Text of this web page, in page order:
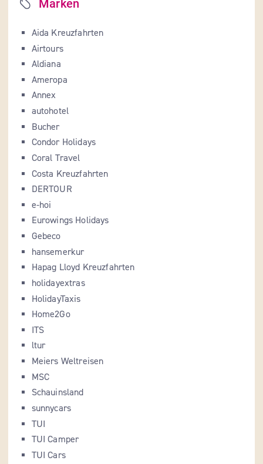
Marken
Aida Kreuzfahrten
Airtours
Aldiana
Ameropa
Annex
autohotel
Bucher
Condor Holidays
Coral Travel
Costa Kreuzfahrten
DERTOUR
e-hoi
Eurowings Holidays
Gebeco
hansemerkur
Hapag Lloyd Kreuzfahrten
holidayextras
HolidayTaxis
Home2Go
ITS
ltur
Meiers Weltreisen
MSC
Schauinsland
sunnycars
TUI
TUI Camper
TUI Cars